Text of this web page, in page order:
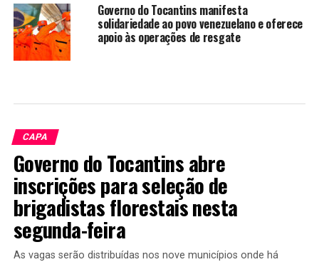
Governo do Tocantins manifesta
solidariedade ao povo venezuelano e oferece
apoio às operações de resgate
CAPA
Governo do Tocantins abre
inscrições para seleção de
brigadistas florestais nesta
segunda-feira
As vagas serão distribuídas nos nove municípios onde há